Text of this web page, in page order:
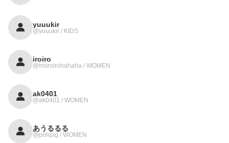
yuuukir
@yuuukir / KIDS
iroiro
@iroiroirohahaha / WOMEN
ak0401
@ak0401 / WOMEN
あうるるる
@pohpig / WOMEN